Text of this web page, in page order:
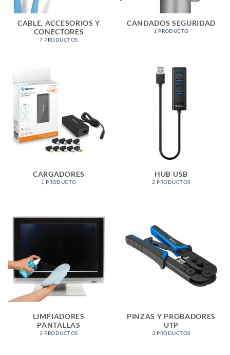
CABLE, ACCESORIOS Y
CONECTORES
7 PRODUCTOS
CANDADOS SEGURIDAD
1 PRODUCTO
CARGADORES
1 PRODUCTO
HUB USB
2 PRODUCTOS
LIMPIADORES
PANTALLAS
3 PRODUCTOS
PINZAS Y PROBADORES
UTP
3 PRODUCTOS